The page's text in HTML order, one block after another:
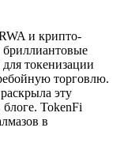
и крипто-
токенизации
торговлю.
эту
TokenFi
в